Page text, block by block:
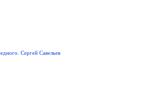
Сергей Савельев